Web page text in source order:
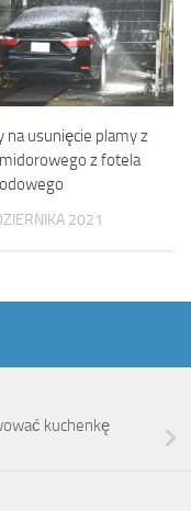
na usunięcie plamy z
z fotela
2021
kuchenkę